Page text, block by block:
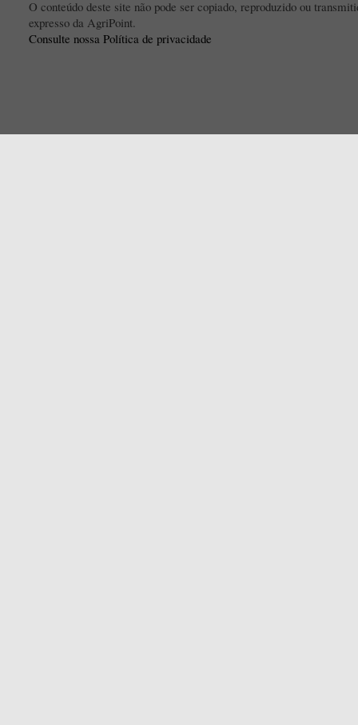
O conteúdo deste site não pode ser copiado, reproduzido ou
expresso da AgriPoint.
Consulte nossa Política de privacidade